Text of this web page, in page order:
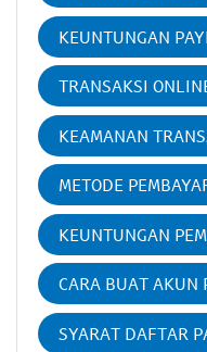
KEUNTUNGAN
TRANSAKSI
KEAMANAN
METODE
KEUNTUNGAN
CARA BUAT AKUN
SYARAT DAFTAR